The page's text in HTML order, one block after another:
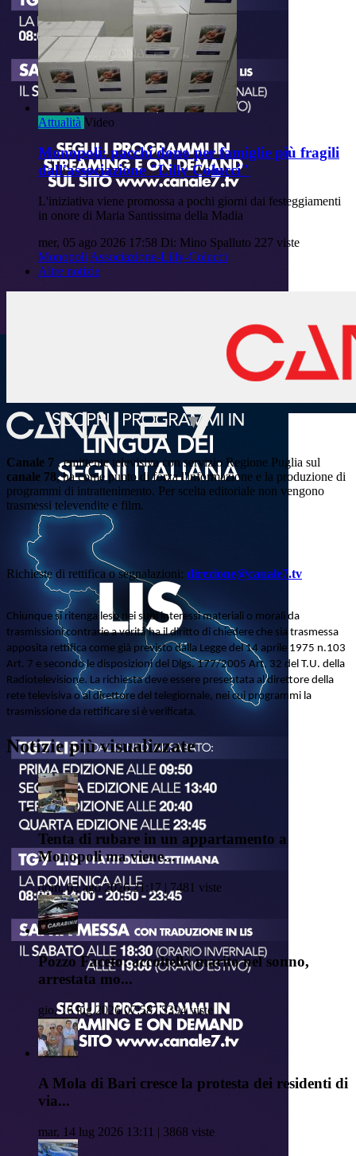
Attualità Video
Monopoli: pacchi dono per famiglie più fragili
dall'associazione "Lilly Colucci"
L'iniziativa viene promossa a pochi giorni dai festeggiamenti
in onore di Maria Santissima della Madia
mer, 05 ago 2026 17:58 Di: Mino Spalluto 227 viste
Monopoli Associazione-Lilly-Colucci
Altre notizie
Canale 7 , emittente televisiva con servizio Regione Puglia sul
canale 78, ha come punto di forza l'informazione e la produzione di
programmi di intrattenimento. Per scelta editoriale non vengono
trasmessi televendite e film.
Richieste di rettifica o segnalazioni: direzione@canale7.tv
Chiunque si ritenga leso nei suoi interessi materiali o morali da
trasmissioni contrarie a verità ha il diritto di chiedere che sia trasmessa
apposita rettifica come già previsto dalla Legge del 14 aprile 1975 n.103
Art. 7 e secondo le disposizioni del Dlgs. 177/2005 Art. 32 del T.U. della
Radiotelevisione. La richiesta deve essere presentata al direttore della
rete televisiva o al direttore del telegiornale, nei cui programmi la
trasmissione da rettificare si è verificata.
Notizie più visualizzate
Tenta di rubare in un appartamento a
Monopoli ma viene...
dom, 02 ago 2026 21:17 | 7481 viste
Pozzo Faceto: accoltella marito nel sonno,
arrestata mo...
gio, 16 lug 2026 07:58 | 5394 viste
A Mola di Bari cresce la protesta dei residenti di
via...
mar, 14 lug 2026 13:11 | 3868 viste